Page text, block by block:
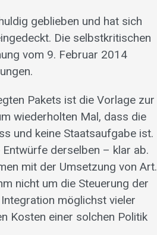
geblieben und hat sich
Die selbstkritischen
vom 9. Februar 2014
Pakets ist die Vorlage zur
wiederholten Mal, dass die
und keine Staatsaufgabe ist.
derselben – klar ab.
mit der Umsetzung von Art.
nicht um die Steuerung der
möglichst vieler
Kosten einer solchen Politik